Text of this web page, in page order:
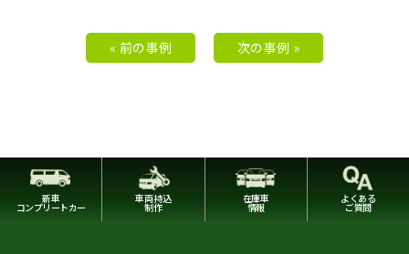
« 前の事例 次の事例 »
新車
コンプリートカー
車両持込
制作
在庫車
情報
よくある
ご質問